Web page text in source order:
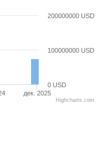
дек. 2025
0 USD
100000000 USD
200000000 USD
Highcharts.com